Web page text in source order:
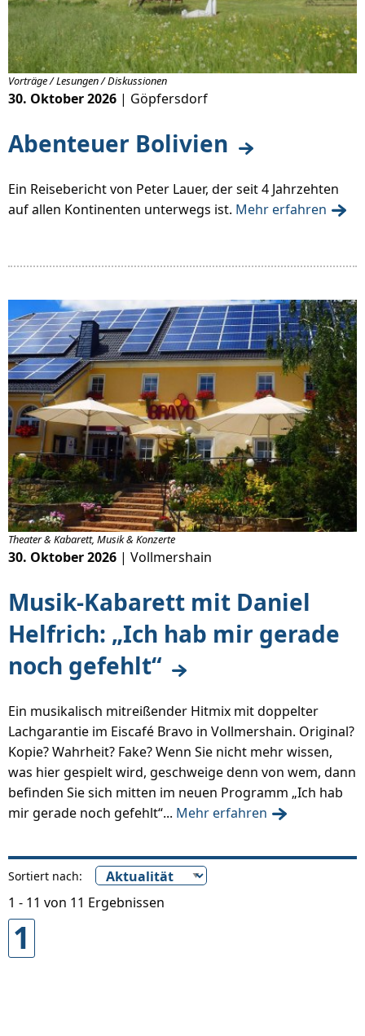
Abenteuer Bolivien
Vorträge / Lesungen / Diskussionen
30. Oktober 2026 | Göpfersdorf
Ein Reisebericht von Peter Lauer, der seit 4 Jahrzehten
auf allen Kontinenten unterwegs ist. Mehr erfahren
Musik-Kabarett mit Daniel
Helfrich: „Ich hab mir gerade
noch gefehlt“
Theater & Kabarett, Musik & Konzerte
30. Oktober 2026 | Vollmershain
Ein musikalisch mitreißender Hitmix mit doppelter
Lachgarantie im Eiscafé Bravo in Vollmershain. Original?
Kopie? Wahrheit? Fake? Wenn Sie nicht mehr wissen,
was hier gespielt wird, geschweige denn von wem, dann
befinden Sie sich mitten im neuen Programm „Ich hab
mir gerade noch gefehlt“... Mehr erfahren
Sortiert nach:
1 - 11 von 11 Ergebnissen
1